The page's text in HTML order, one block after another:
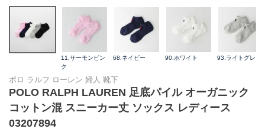
11.サーモンピン
ク
68.ネイビー 90.ホワイト 93.ライトグレー
ポロ ラルフ ローレン 婦人 靴下
POLO RALPH LAUREN 足底パイル オーガニック
コットン混 スニーカー丈 ソックス レディース
03207894